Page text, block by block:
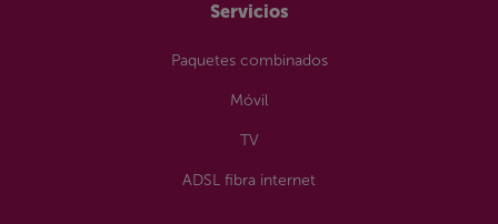
Servicios
Paquetes combinados
Móvil
TV
ADSL fibra internet